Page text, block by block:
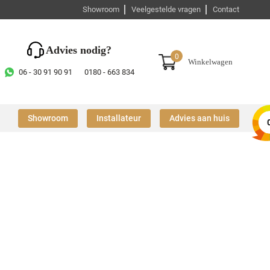
Showroom Veelgestelde vragen Contact
Advies nodig?
06 - 30 91 90 91 0180 - 663 834
0
Winkelwagen
Showroom Installateur Advies aan huis